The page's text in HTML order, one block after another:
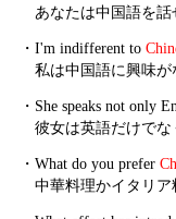
あなたは中国語を話
・ I'm indifferent to
私は中国語に興味が
・ She speaks not only
彼女は英語だけでな
・ What do you prefer
中華料理かイタリア